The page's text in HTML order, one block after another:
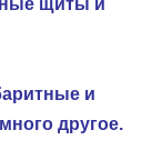
щиты и
и
другое.